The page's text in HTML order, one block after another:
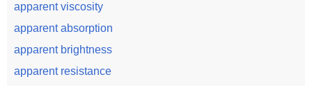
apparent viscosity
apparent absorption
apparent brightness
apparent resistance